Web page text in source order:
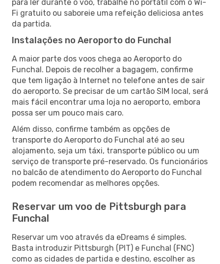
para ler durante o voo, trabalhe no portátil com o Wi-
Fi gratuito ou saboreie uma refeição deliciosa antes
da partida.
Instalações no Aeroporto do Funchal
A maior parte dos voos chega ao Aeroporto do
Funchal. Depois de recolher a bagagem, confirme
que tem ligação à Internet no telefone antes de sair
do aeroporto. Se precisar de um cartão SIM local, será
mais fácil encontrar uma loja no aeroporto, embora
possa ser um pouco mais caro.
Além disso, confirme também as opções de
transporte do Aeroporto do Funchal até ao seu
alojamento, seja um táxi, transporte público ou um
serviço de transporte pré-reservado. Os funcionários
no balcão de atendimento do Aeroporto do Funchal
podem recomendar as melhores opções.
Reservar um voo de Pittsburgh para
Funchal
Reservar um voo através da eDreams é simples.
Basta introduzir Pittsburgh (PIT) e Funchal (FNC)
como as cidades de partida e destino, escolher as